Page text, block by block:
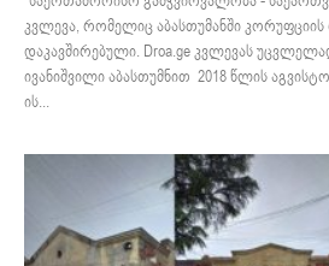
კვლევა, რომელიც აბასთუმანში კორუფციის
დაკავშირებული. Droa.ge კვლევას
ივანიშვილი აბასთუმნით 2018 წლის
ის...